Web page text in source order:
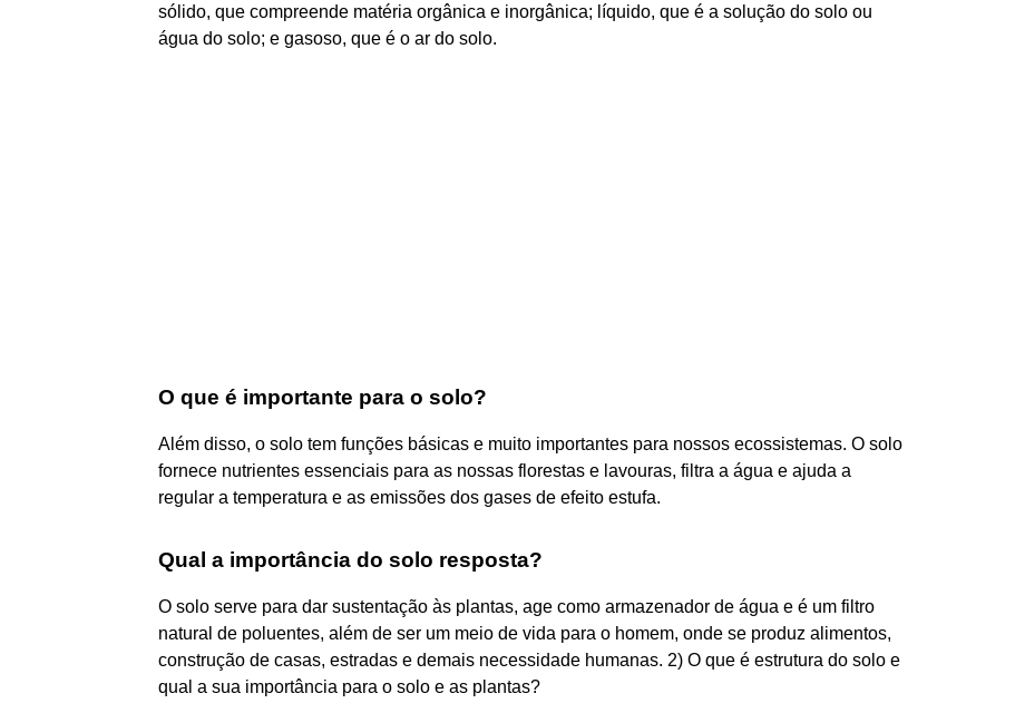
sólido, que compreende matéria orgânica e inorgânica; líquido, que é a solução do solo ou
água do solo; e gasoso, que é o ar do solo.
O que é importante para o solo?
Além disso, o solo tem funções básicas e muito importantes para nossos ecossistemas. O solo
fornece nutrientes essenciais para as nossas florestas e lavouras, filtra a água e ajuda a
regular a temperatura e as emissões dos gases de efeito estufa.
Qual a importância do solo resposta?
O solo serve para dar sustentação às plantas, age como armazenador de água e é um filtro
natural de poluentes, além de ser um meio de vida para o homem, onde se produz alimentos,
construção de casas, estradas e demais necessidade humanas. 2) O que é estrutura do solo e
qual a sua importância para o solo e as plantas?